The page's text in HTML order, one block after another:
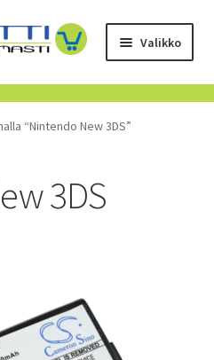
Valikko
“Nintendo New 3DS”
3DS